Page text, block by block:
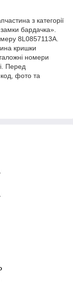
з категорії
бардачка».
8L0857113A.
кришки
номери
Перед
фото та